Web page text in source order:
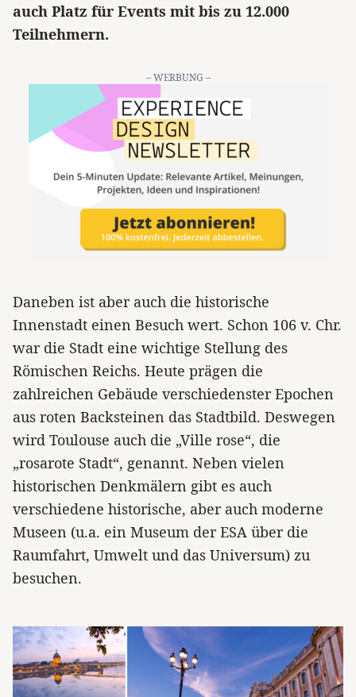
auch Platz für Events mit bis zu 12.000
Teilnehmern.
– WERBUNG –
Daneben ist aber auch die historische
Innenstadt einen Besuch wert. Schon 106 v. Chr.
war die Stadt eine wichtige Stellung des
Römischen Reichs. Heute prägen die
zahlreichen Gebäude verschiedenster Epochen
aus roten Backsteinen das Stadtbild. Deswegen
wird Toulouse auch die „Ville rose“, die
„rosarote Stadt“, genannt. Neben vielen
historischen Denkmälern gibt es auch
verschiedene historische, aber auch moderne
Museen (u.a. ein Museum der ESA über die
Raumfahrt, Umwelt und das Universum) zu
besuchen.